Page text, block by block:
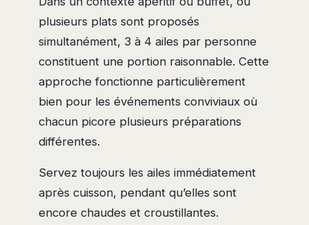
plusieurs plats sont proposés
simultanément, 3 à 4 ailes par personne
constituent une portion raisonnable. Cette
approche fonctionne particulièrement
bien pour les événements conviviaux où
chacun picore plusieurs préparations
différentes.
Servez toujours les ailes immédiatement
après cuisson, pendant qu’elles sont
encore chaudes et croustillantes.